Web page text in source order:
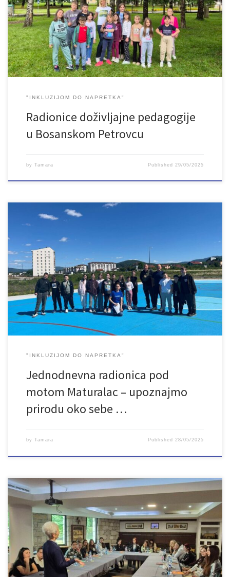
Secours populaire Seine-et-Marne iz Francuske, realizira
petodnevni program doživljajne pedagogije u okviru projekta
Inkluzijom do napretka, koji okuplja djecu u aktivnostima koje
spajaju obrazovanje, emocije i […]
"INKLUZIJOM DO NAPRETKA"
Radionice doživljajne pedagogije
u Bosanskom Petrovcu
by Tamara Published 29/05/2025
U subotu, 24.5.2025.godine održana je jednodnevna radionica
projekta „Inkluzijom do napretka“. Radionica je bila pod motom
Maturalac – upoznajmo prirodu oko sebe i doživimo je, a cilj je bio
da djeca provedu dan u prirodi da se s njom povežu, i na taj način
uče i razvijaju svoje sposobnosti i […]
"INKLUZIJOM DO NAPRETKA"
Jednodnevna radionica pod
motom Maturalac – upoznajmo
prirodu oko sebe …
by Tamara Published28/05/2025
U srijedu, 21. maja 2025. godine u Bihaću, održano je zajedničko
okupljanje na kojem je učestvovalo učesnica iz JU Mješovita
srednje škole „Bosanski Petrovac“ i JU Mješovita srednja škola
Bihać. Cilj susreta bio je otvoriti razgovor o temama koje se tiču
jednakih prava i mogućnosti u suvremenom društvu, s fokusom […]